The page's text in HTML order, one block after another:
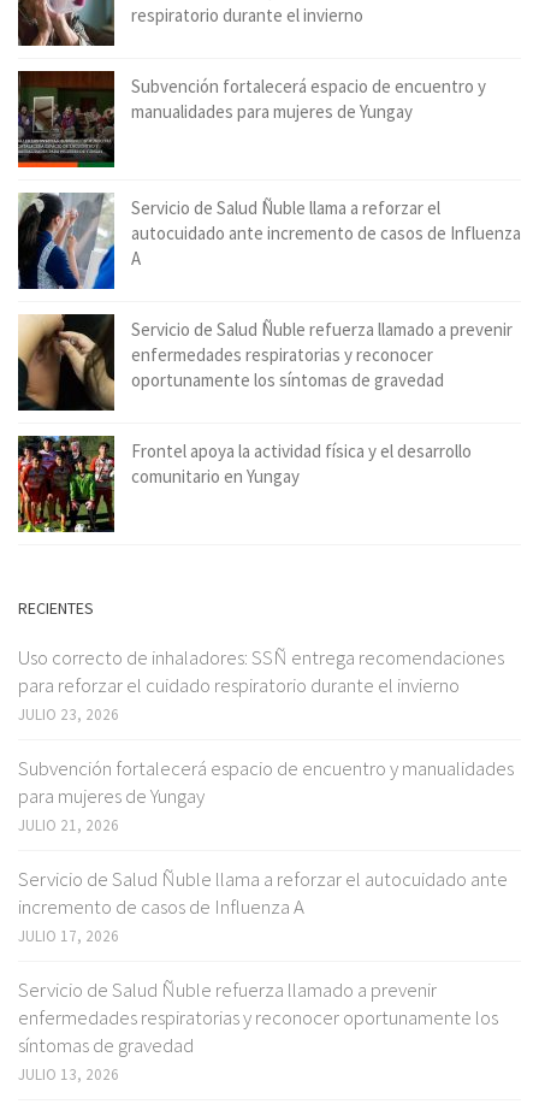
respiratorio durante el invierno
Subvención fortalecerá espacio de encuentro y
manualidades para mujeres de Yungay
Servicio de Salud Ñuble llama a reforzar el
autocuidado ante incremento de casos de Influenza
A
Servicio de Salud Ñuble refuerza llamado a prevenir
enfermedades respiratorias y reconocer
oportunamente los síntomas de gravedad
Frontel apoya la actividad física y el desarrollo
comunitario en Yungay
RECIENTES
Uso correcto de inhaladores: SSÑ entrega recomendaciones
para reforzar el cuidado respiratorio durante el invierno
JULIO 23, 2026
Subvención fortalecerá espacio de encuentro y manualidades
para mujeres de Yungay
JULIO 21, 2026
Servicio de Salud Ñuble llama a reforzar el autocuidado ante
incremento de casos de Influenza A
JULIO 17, 2026
Servicio de Salud Ñuble refuerza llamado a prevenir
enfermedades respiratorias y reconocer oportunamente los
síntomas de gravedad
JULIO 13, 2026